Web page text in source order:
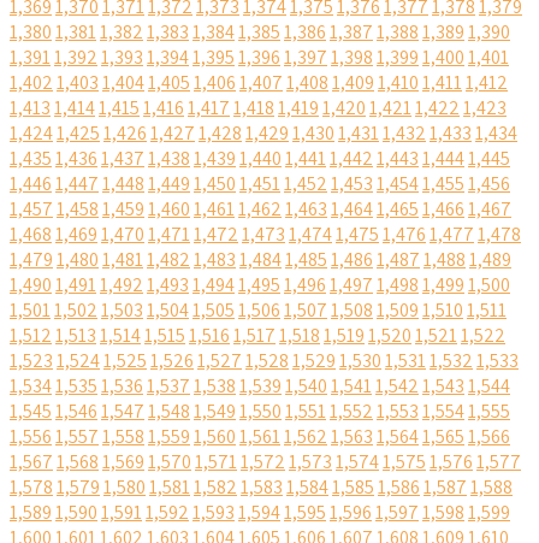
1,3691,3701,3711,3721,3731,3741,3751,3761,3771,3781,379
1,3801,3811,3821,3831,3841,3851,3861,3871,3881,3891,390
1,3911,3921,3931,3941,3951,3961,3971,3981,3991,4001,401
1,4021,4031,4041,4051,4061,4071,4081,4091,4101,4111,412
1,4131,4141,4151,4161,4171,4181,4191,4201,4211,4221,423
1,4241,4251,4261,4271,4281,4291,4301,4311,4321,4331,434
1,4351,4361,4371,4381,4391,4401,4411,4421,4431,4441,445
1,4461,4471,4481,4491,4501,4511,4521,4531,4541,4551,456
1,4571,4581,4591,4601,4611,4621,4631,4641,4651,4661,467
1,4681,4691,4701,4711,4721,4731,4741,4751,4761,4771,478
1,4791,4801,4811,4821,4831,4841,4851,4861,4871,4881,489
1,4901,4911,4921,4931,4941,4951,4961,4971,4981,4991,500
1,5011,5021,5031,5041,5051,5061,5071,5081,5091,5101,511
1,5121,5131,5141,5151,5161,5171,5181,5191,5201,5211,522
1,5231,5241,5251,5261,5271,5281,5291,5301,5311,5321,533
1,5341,5351,5361,5371,5381,5391,5401,5411,5421,5431,544
1,5451,5461,5471,5481,5491,5501,5511,5521,5531,5541,555
1,5561,5571,5581,5591,5601,5611,5621,5631,5641,5651,566
1,5671,5681,5691,5701,5711,5721,5731,5741,5751,5761,577
1,5781,5791,5801,5811,5821,5831,5841,5851,5861,5871,588
1,5891,5901,5911,5921,5931,5941,5951,5961,5971,5981,599